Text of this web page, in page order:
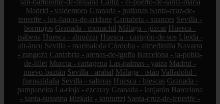
Madrid - valdemoro Granada - pulianas Santa-cruz-de-
tenerife - los-llanos-de-aridane Cantabria - suances Sevilla -
bormujos Granada - monachil Málaga - júzcar Huesca -
isábena Huesca - alquézar Huesca - castejón-de-sos Lleida -
alt-àneu Sevilla - marinaleda Córdoba - almedinilla Navarra
- zangoza Cantabria - arenas-de-iguña Barcelona - la-pobla-
de-lillet Murcia - cartagena Las-palmas - yaiza Madrid -
nuevo-baztán Sevilla - arahal Málaga - istán Valladolid -
fuensaldaña Sevilla - salteras Huesca - biescas Granada -
pampaneira La-rioja - ezcaray Granada - lanjarón Barcelona
- santa-susanna Bizkaia - santurtzi Santa-cruz-de-tenerife -